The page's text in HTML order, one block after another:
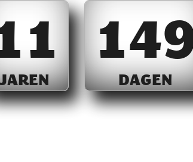
JAREN DAGEN